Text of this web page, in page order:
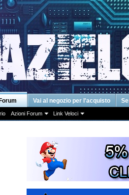
Forum
Azioni Forum Link Veloci
Vai al negozio per l'acquisto